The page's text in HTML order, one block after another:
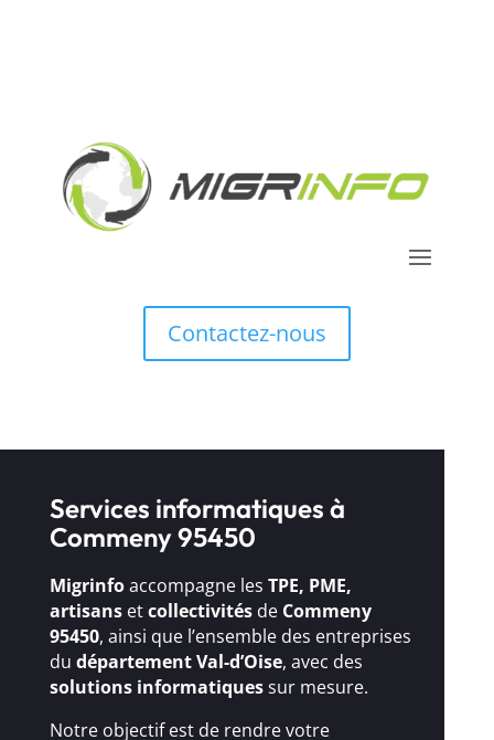
Contactez-nous
Services informatiques à
Commeny 95450
Migrinfoaccompagne les TPE, PME,
artisansetcollectivitésde Commeny
95450, ainsi que l’ensemble des entreprises
du département Val-d’Oise, avec des
solutions informatiquessur mesure.
Notre objectif est de rendre votre